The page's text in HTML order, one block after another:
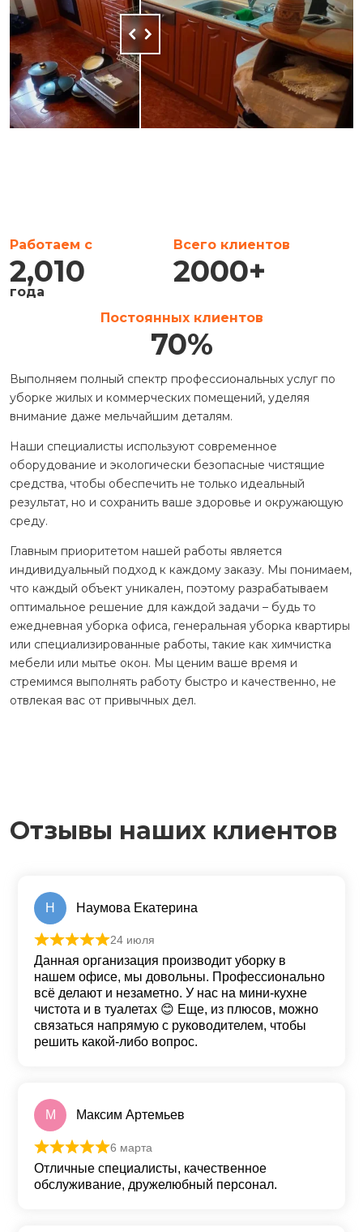
Работаем с
2,010
года
Всего клиентов
2000+
Постоянных клиентов
70%
Выполняем полный спектр профессиональных услуг по
уборке жилых и коммерческих помещений, уделяя
внимание даже мельчайшим деталям.
Наши специалисты используют современное
оборудование и экологически безопасные чистящие
средства, чтобы обеспечить не только идеальный
результат, но и сохранить ваше здоровье и окружающую
среду.
Главным приоритетом нашей работы является
индивидуальный подход к каждому заказу. Мы понимаем,
что каждый объект уникален, поэтому разрабатываем
оптимальное решение для каждой задачи – будь то
ежедневная уборка офиса, генеральная уборка квартиры
или специализированные работы, такие как химчистка
мебели или мытье окон. Мы ценим ваше время и
стремимся выполнять работу быстро и качественно, не
отвлекая вас от привычных дел.
Отзывы наших клиентов
Н Наумова Екатерина
Оценка
24 июля
Данная организация производит уборку в
нашем офисе, мы довольны. Профессионально
всё делают и незаметно. У нас на мини-кухне
чистота и в туалетах 😊 Еще, из плюсов, можно
связаться напрямую с руководителем, чтобы
решить какой-либо вопрос.
М Максим Артемьев
Оценка из 5
6 марта
Отличные специалисты, качественное
обслуживание, дружелюбный персонал.